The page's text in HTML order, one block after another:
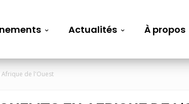
Actualités À propos
de l'Ouest